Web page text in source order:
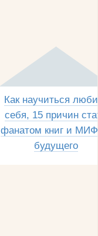
Как научиться
себя, 15 причин
фанатом книг и
будущего